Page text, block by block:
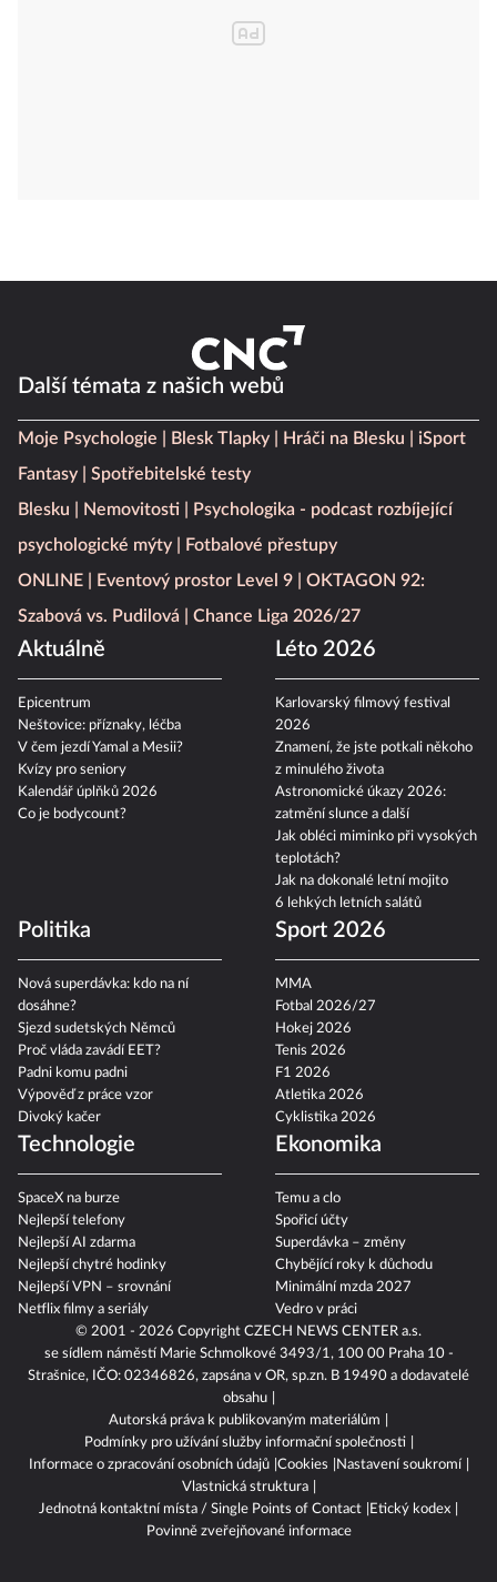
© 2001 - 2026 Copyright CZECH NEWS CENTER a.s.
se sídlem náměstí Marie Schmolkové 3493/1, 100 00 Praha 10 -
Strašnice, IČO: 02346826, zapsána v OR, sp.zn. B 19490 a dodavatelé
obsahu
Autorská práva k publikovaným materiálům
Podmínky pro užívání služby informační společnosti
Informace o zpracování osobních údajů Cookies
Nastavení soukromí
Vlastnická struktura
Jednotná kontaktní místa / Single Points of Contact
Etický kodex
Povinně zveřejňované informace
Další témata z našich webů
Moje Psychologie Blesk Tlapky Hráči na Blesku
iSport
Fantasy
Spotřebitelské testy
Blesku
Nemovitosti
Psychologika - podcast rozbíjející
psychologické mýty
Fotbalové přestupy
ONLINE
Eventový prostor Level 9
OKTAGON 92:
Szabová vs. Pudilová
Chance Liga 2026/27
Aktuálně
Epicentrum
Neštovice: příznaky, léčba
V čem jezdí Yamal a Mesii?
Kvízy pro seniory
Kalendář úplňků 2026
Co je bodycount?
Léto 2026
Karlovarský filmový festival
2026
Znamení, že jste potkali někoho
z minulého života
Astronomické úkazy 2026:
zatmění slunce a další
Jak obléci miminko při vysokých
teplotách?
Jak na dokonalé letní mojito
6 lehkých letních salátů
Politika
Nová superdávka: kdo na ní
dosáhne?
Sjezd sudetských Němců
Proč vláda zavádí EET?
Padni komu padni
Výpověď z práce vzor
Divoký kačer
Sport 2026
MMA
Fotbal 2026/27
Hokej 2026
Tenis 2026
F1 2026
Atletika 2026
Cyklistika 2026
Technologie
SpaceX na burze
Nejlepší telefony
Nejlepší AI zdarma
Nejlepší chytré hodinky
Nejlepší VPN – srovnání
Netflix filmy a seriály
Ekonomika
Temu a clo
Spořicí účty
Superdávka – změny
Chybějící roky k důchodu
Minimální mzda 2027
Vedro v práci